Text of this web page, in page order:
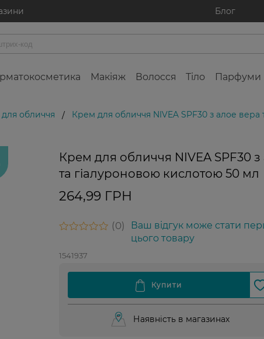
Блог
Макіяж Волосся Тіло Парфуми
обличчя / Крем для обличчя NIVEA SPF30 з алое
Крем для обличчя NIVEA SPF30 з
та гіалуроновою кислотою 50 мл
264,99 ГРН
0
Ваш відгук може стати
цього товару
1541937
Наявність в магазинах